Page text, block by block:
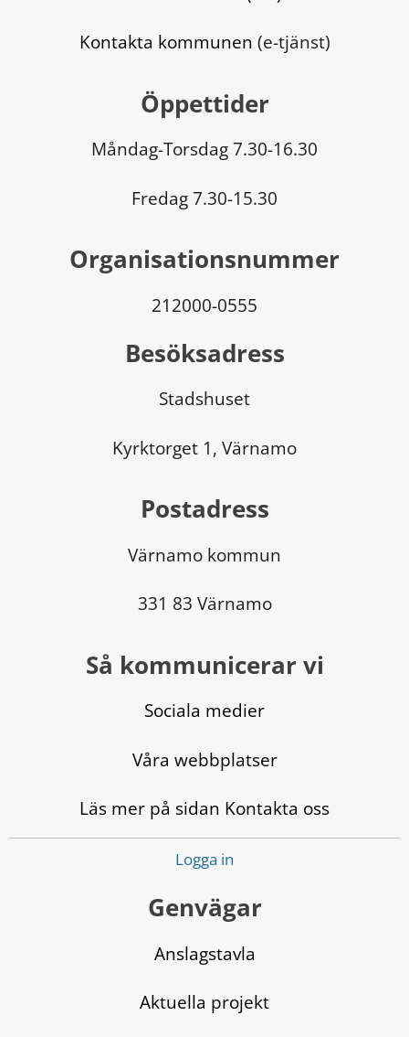
Kontakta kommunen (e-tjänst)
Öppettider
Måndag-Torsdag 7.30-16.30
Fredag 7.30-15.30
Organisationsnummer
212000-0555
Besöksadress
Stadshuset
Kyrktorget 1, Värnamo
Postadress
Värnamo kommun
331 83 Värnamo
Så kommunicerar vi
Sociala medier
Våra webbplatser
Läs mer på sidan Kontakta oss
Logga in
Genvägar
Anslagstavla
Aktuella projekt